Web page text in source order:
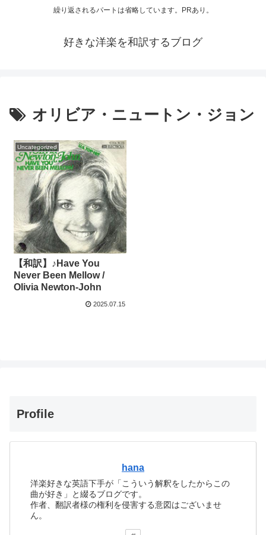
繰り返されるパートは省略しています。PRあり。
好きな洋楽を和訳するブログ
オリビア・ニュートン・ジョン
Uncategorized
【和訳】♪Have You
Never Been Mellow /
Olivia Newton-John
2025.07.15
Profile
hana
洋楽好きな英語下手が「こういう解釈をしたからこの
曲が好き」と綴るブログです。
作者、翻訳者様の権利を侵害する意図はございませ
ん。